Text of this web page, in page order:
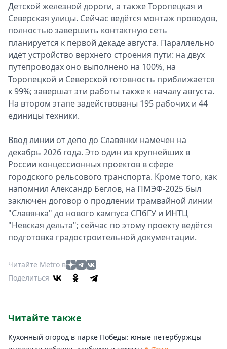
Детской железной дороги, а также Торопецкая и
Северская улицы. Сейчас ведётся монтаж проводов,
полностью завершить контактную сеть
планируется к первой декаде августа. Параллельно
идёт устройство верхнего строения пути: на двух
путепроводах оно выполнено на 100%, на
Торопецкой и Северской готовность приближается
к 99%; завершат эти работы также к началу августа.
На втором этапе задействованы 195 рабочих и 44
единицы техники.
Ввод линии от депо до Славянки намечен на
декабрь 2026 года. Это один из крупнейших в
России концессионных проектов в сфере
городского рельсового транспорта. Кроме того, как
напомнил Александр Беглов, на ПМЭФ-2025 был
заключён договор о продлении трамвайной линии
"Славянка" до нового кампуса СПбГУ и ИНТЦ
"Невская дельта"; сейчас по этому проекту ведётся
подготовка градостроительной документации.
Читайте Metro в
Поделиться
Читайте также
Кухонный огород в парке Победы: юные петербуржцы